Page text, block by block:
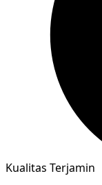
Kualitas Terjamin